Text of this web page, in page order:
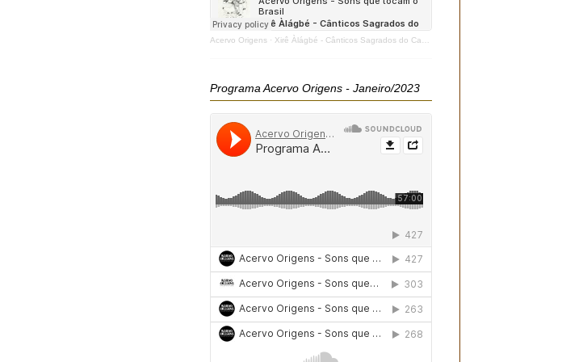
Acervo Origens · Xirê Àlágbé - Cânticos Sagrados do Candomblé - 2020
Programa Acervo Origens - Janeiro/2023